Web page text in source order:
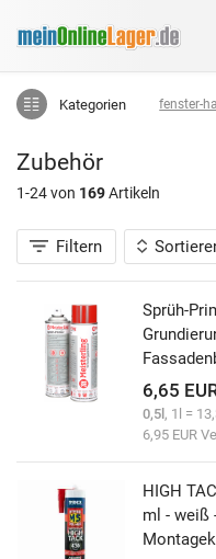
Kategorien fenster-
Zubehör
1-24 von 169Artikeln
Filtern
Sprüh-
6,65
0,5l , 1l =
6,95 EUR
HIGH
ml - weiß